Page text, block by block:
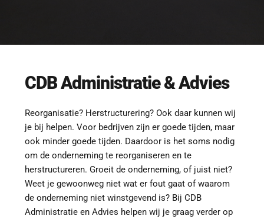
CDB Administratie & Advies
Reorganisatie? Herstructurering? Ook daar kunnen wij
je bij helpen. Voor bedrijven zijn er goede tijden, maar
ook minder goede tijden. Daardoor is het soms nodig
om de onderneming te reorganiseren en te
herstructureren. Groeit de onderneming, of juist niet?
Weet je gewoonweg niet wat er fout gaat of waarom
de onderneming niet winstgevend is? Bij CDB
Administratie en Advies helpen wij je graag verder op